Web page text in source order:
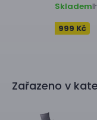
Skladem
999 Kč
Zařazeno v